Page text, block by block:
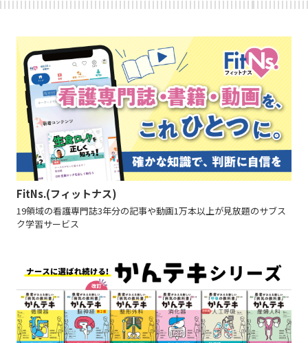
FitNs.(フィットナス)
19領域の看護専門誌3年分の記事や動画1万本以上が見放題のサブス
ク学習サービス